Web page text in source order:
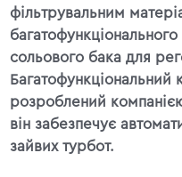
фільтрувальним
сольового бака для
розроблений
він забезпечує
зайвих турбот.